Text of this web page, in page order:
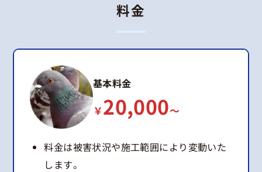
料金
基本料金
￥20,000～
料金は被害状況や施工範囲により変動いた
します。